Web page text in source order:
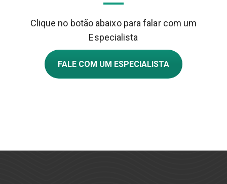
Clique no botão abaixo para falar com um
Especialista
FALE COM UM ESPECIALISTA